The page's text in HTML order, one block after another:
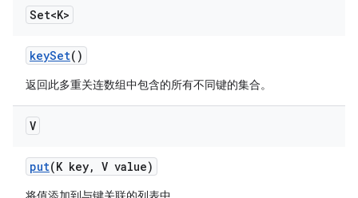
Set<K>
keySet()
返回此多重关连数组中包含的所有不同键的集合。
V
put(K key, V value)